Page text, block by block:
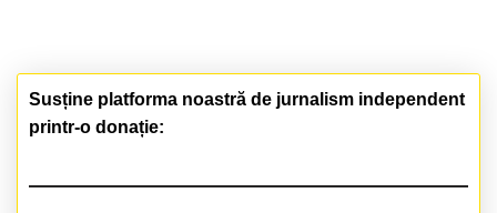
Susține platforma noastră de jurnalism independent
printr-o donație: